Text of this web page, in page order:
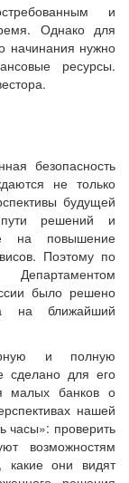
и
Однако для
начинания нужно
ресурсы.
безопасность
не только
будущей
пути решений и
на повышение
Поэтому по
было решено
на ближайший
и полную
для его
малых банков о
нашей
часы»: проверить
возможностям
какие они видят